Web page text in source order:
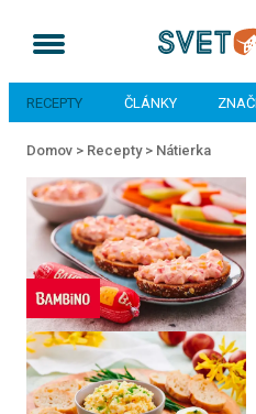
RECEPTY ČLÁNKY
Domov > Recepty > Nátierka